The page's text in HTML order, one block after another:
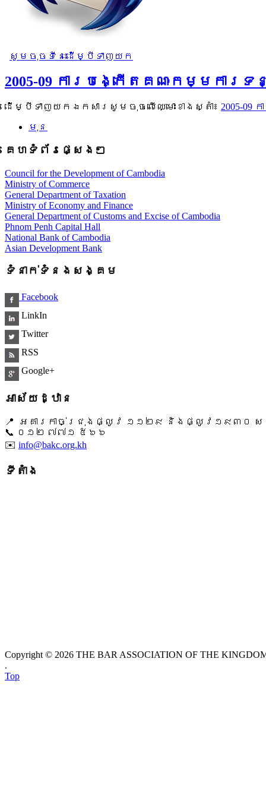
សូមចុចទីនេះដើម្បីទាញយក
2005-09 ការបង្កើតគណៈកម្មកា
ដើម្បីទាញយកឯកសារសូមចុចលើឈ្មោះខាងស្តាំ៖ 2005-
មុន
គេហទំព័រផ្សេងៗ
Council for the Development of Cambodia
Ministry of Commerce
General Department of Taxation
Ministry of Economy and Finance
General Department of Customs and Excise of Cambodia
Phnom Penh Capital Hall
National Bank of Cambodia
Asian Development Bank
ទំនាក់ទំនងសង្គម
Facebook
LinkIn
Twitter
RSS
Google+
អាស័យដ្ឋាន
📍 អគារកាច់ជ្រុងផ្លូវ ១១២៩ និងផ្លូវ១៩៣០ ស
📞 ​០១២ ៧៧១ ៥៦៦
✉️ info@bakc.org.kh
ទីតាំង
Copyright © 2026 THE BAR ASSOCIATION OF THE
.
Top